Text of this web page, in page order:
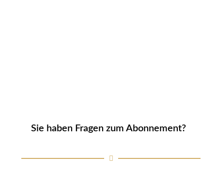
Sie haben Fragen zum Abonnement?